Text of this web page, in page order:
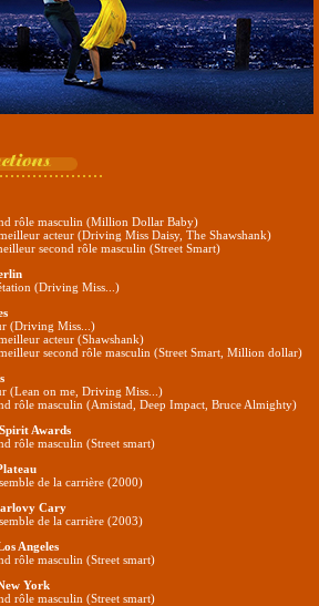
rôle masculin (Million Dollar Baby)
acteur (Driving Miss Daisy, The Shawshank)
second rôle masculin (Street Smart)
(Driving Miss...)
(Driving Miss...)
acteur (Shawshank)
second rôle masculin (Street Smart, Million dollar)
(Lean on me, Driving Miss...)
rôle masculin (Amistad, Deep Impact, Bruce Almighty)
Awards
rôle masculin (Street smart)
de la carrière (2000)
Cary
de la carrière (2003)
Angeles
rôle masculin (Street smart)
York
rôle masculin (Street smart)